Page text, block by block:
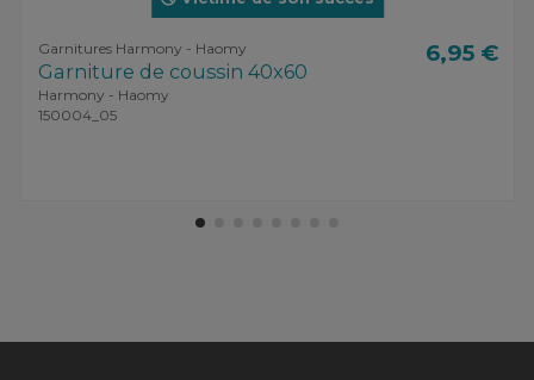
Garnitures Harmony - Haomy
Garniture de coussin 40x60
Harmony - Haomy
150004_05
6,95 €